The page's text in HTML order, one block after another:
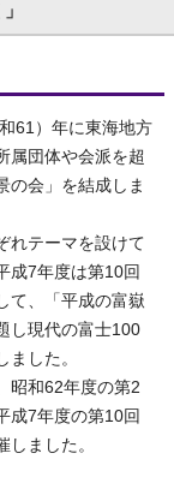
61）年に東海地方
属団体や会派を超
の会」を結成しま
れテーマを設けて
成7年度は第10回
て、「平成の富嶽
し現代の富士100
ました。
昭和62年度の第2
成7年度の第10回
しました。